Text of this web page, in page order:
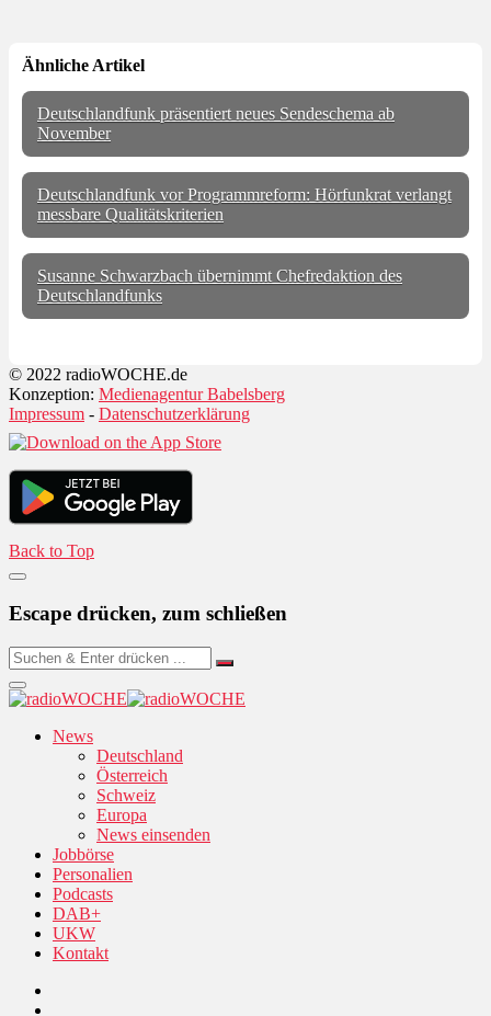
Ähnliche Artikel
Deutschlandfunk präsentiert neues Sendeschema ab
November
Deutschlandfunk vor Programmreform: Hörfunkrat verlangt
messbare Qualitätskriterien
Susanne Schwarzbach übernimmt Chefredaktion des
Deutschlandfunks
© 2022 radioWOCHE.de
Konzeption: Medienagentur Babelsberg
Impressum - Datenschutzerklärung
Back to Top
Escape drücken, zum schließen
News
Deutschland
Österreich
Schweiz
Europa
News einsenden
Jobbörse
Personalien
Podcasts
DAB+
UKW
Kontakt